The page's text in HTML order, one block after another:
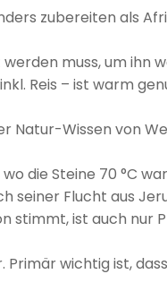
zubereiten als
muss, um
Reis – ist warm
Natur-Wissen von
die Steine 70 °C
seiner Flucht aus
stimmt, ist auch nur
Primär wichtig ist,